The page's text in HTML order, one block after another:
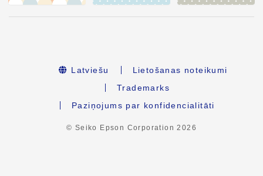
Latviešu
Lietošanas noteikumi
Trademarks
Paziņojums par konfidencialitāti
© Seiko Epson Corporation2026